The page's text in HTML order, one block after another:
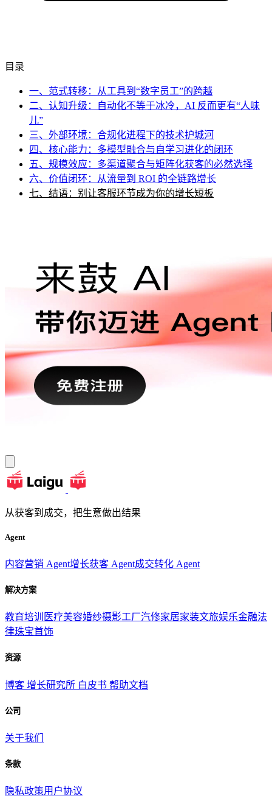
目录
一、范式转移：从工具到“数字员工”的跨越
二、认知升级：自动化不等于冰冷，AI 反而更有“人味
儿”
三、外部环境：合规化进程下的技术护城河
四、核心能力：多模型融合与自学习进化的闭环
五、规模效应：多渠道聚合与矩阵化获客的必然选择
六、价值闭环：从流量到 ROI 的全链路增长
七、结语：别让客服环节成为你的增长短板
从获客到成交，把生意做出结果
Agent
内容营销 Agent增长获客 Agent成交转化 Agent
解决方案
教育培训 医疗美容婚纱摄影工厂汽修家居家装文旅娱乐金融法
律珠宝首饰
资源
博客 增长研究所 白皮书 帮助文档
公司
关于我们
条款
隐私政策用户协议